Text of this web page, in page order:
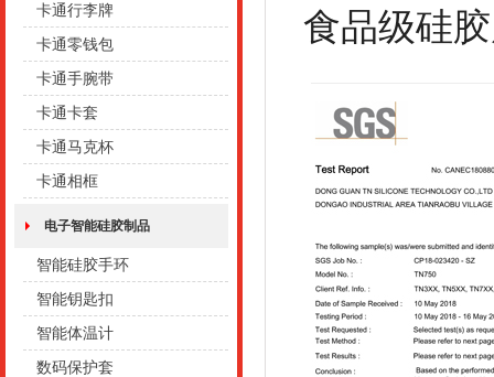
卡通行李牌
卡通零钱包
卡通手腕带
卡通卡套
卡通马克杯
卡通相框
电子智能硅胶制品
智能硅胶手环
智能钥匙扣
智能体温计
数码保护套
食品级硅